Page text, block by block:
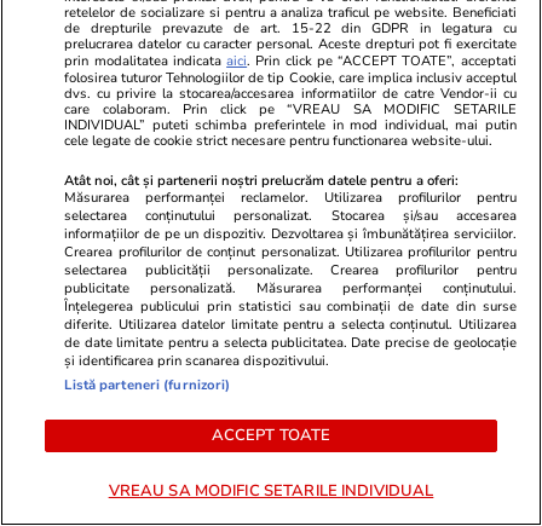
România fricii: Cum am ajuns să
trăim din spaimă în spaimă
Țoiu, arestează-mă dacă
altceva n-ai de făcut!
Opinii 22 iul.
retelelor de socializare si pentru a analiza traficul pe website. Beneficiati
de drepturile prevazute de art. 15-22 din GDPR in legatura cu
prelucrarea datelor cu caracter personal. Aceste drepturi pot fi exercitate
prin modalitatea indicataaici. Prin click pe “ACCEPT TOATE”, acceptati
folosirea tuturor Tehnologiilor de tip Cookie, care implica inclusiv acceptul
dvs. cu privire la stocarea/accesarea informatiilor de catre Vendor-ii cu
care colaboram. Prin click pe “VREAU SA MODIFIC SETARILE
INDIVIDUAL” puteti schimba preferintele in mod individual, mai putin
cele legate de cookie strict necesare pentru functionarea website-ului.
Atât noi, cât și partenerii noștri prelucrăm datele pentru a oferi:
Măsurarea performanței reclamelor. Utilizarea profilurilor pentru
selectarea conținutului personalizat. Stocarea și/sau accesarea
informațiilor de pe un dispozitiv. Dezvoltarea și îmbunătățirea serviciilor.
Crearea profilurilor de conținut personalizat. Utilizarea profilurilor pentru
selectarea publicității personalizate. Crearea profilurilor pentru
publicitate personalizată. Măsurarea performanței conținutului.
Înțelegerea publicului prin statistici sau combinații de date din surse
diferite. Utilizarea datelor limitate pentru a selecta conținutul. Utilizarea
de date limitate pentru a selecta publicitatea. Date precise de geolocație
și identificarea prin scanarea dispozitivului.
Listă parteneri (furnizori)
ACCEPT TOATE
VREAU SA MODIFIC SETARILE INDIVIDUAL